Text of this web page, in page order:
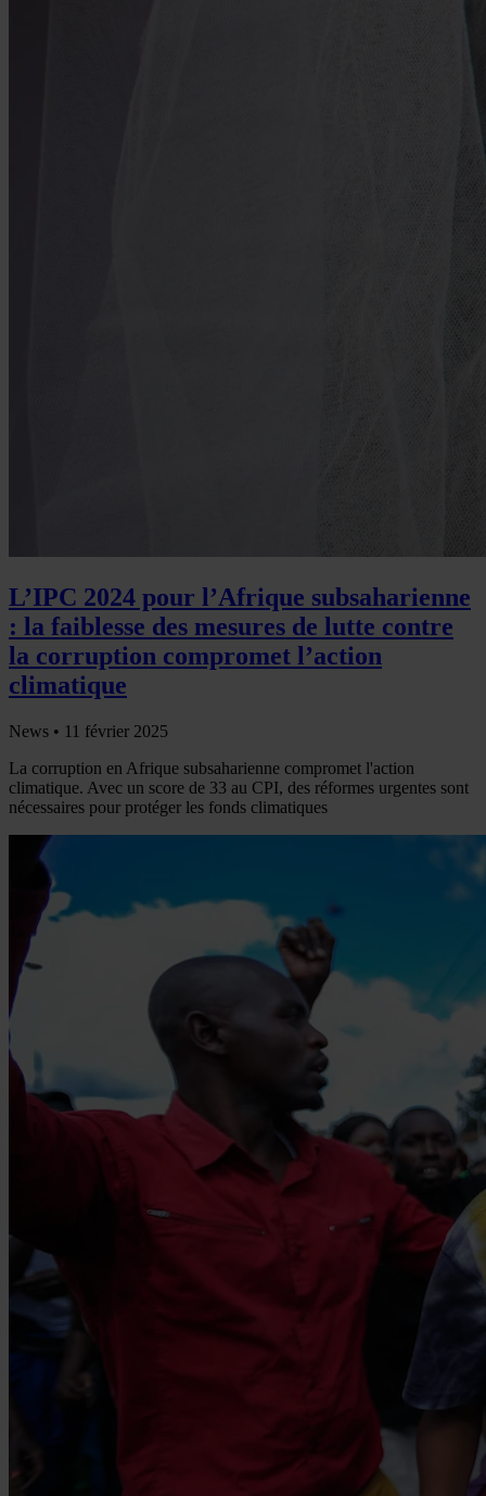
L’IPC 2024 pour l’Afrique subsaharienne
: la faiblesse des mesures de lutte contre
la corruption compromet l’action
climatique
News • 11 février 2025
La corruption en Afrique subsaharienne compromet l'action
climatique. Avec un score de 33 au CPI, des réformes urgentes sont
nécessaires pour protéger les fonds climatiques